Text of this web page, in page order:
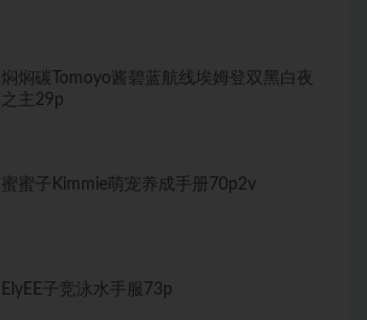
焖焖碳Tomoyo酱碧蓝航线埃姆登双黑白夜
之主29p
蜜蜜子Kimmie萌宠养成手册70p2v
ElyEE子竞泳水手服73p